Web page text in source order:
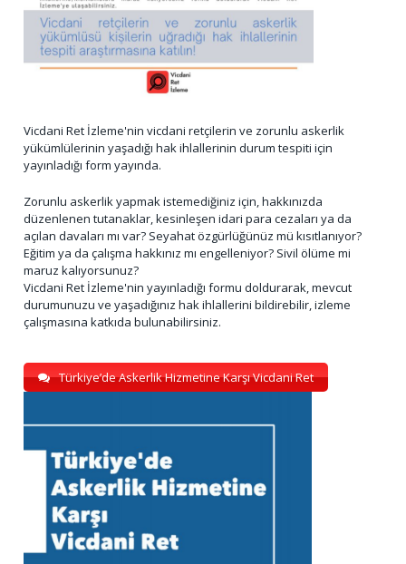
Vicdani Ret İzleme'nin vicdani retçilerin ve zorunlu askerlik
yükümlülerinin yaşadığı hak ihlallerinin durum tespiti için
yayınladığı form yayında.
Zorunlu askerlik yapmak istemediğiniz için, hakkınızda
düzenlenen tutanaklar, kesinleşen idari para cezaları ya da
açılan davaları mı var? Seyahat özgürlüğünüz mü kısıtlanıyor?
Eğitim ya da çalışma hakkınız mı engelleniyor? Sivil ölüme mi
maruz kalıyorsunuz?
Vicdani Ret İzleme'nin yayınladığı formu doldurarak, mevcut
durumunuzu ve yaşadığınız hak ihlallerini bildirebilir, izleme
çalışmasına katkıda bulunabilirsiniz.
Türkiye’de Askerlik Hizmetine Karşı Vicdani Ret